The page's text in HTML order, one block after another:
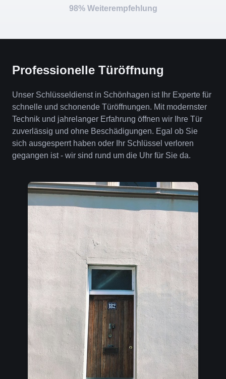
98% Weiterempfehlung
Professionelle Türöffnung
Unser Schlüsseldienst in Schönhagen ist Ihr Experte für
schnelle und schonende Türöffnungen. Mit modernster
Technik und jahrelanger Erfahrung öffnen wir Ihre Tür
zuverlässig und ohne Beschädigungen. Egal ob Sie
sich ausgesperrt haben oder Ihr Schlüssel verloren
gegangen ist - wir sind rund um die Uhr für Sie da.